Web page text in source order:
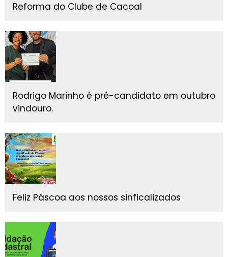
Reforma do Clube de Cacoal
Rodrigo Marinho é pré-candidato em outubro
vindouro.
Feliz Páscoa aos nossos sinficalizados